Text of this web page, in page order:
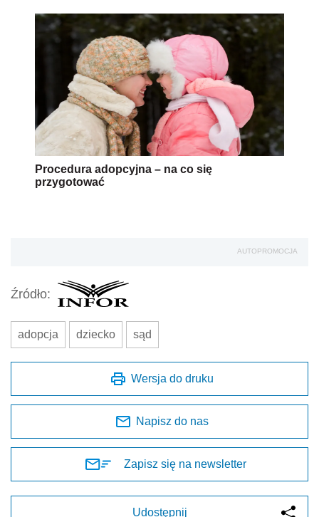
Procedura adopcyjna – na co się
przygotować
AUTOPROMOCJA
Źródło:
adopcja dziecko sąd
Wersja do druku
Napisz do nas
Zapisz się na newsletter
Udostępnij